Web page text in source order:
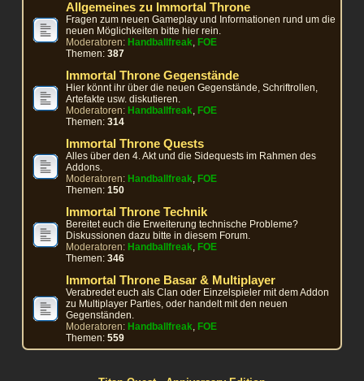
Allgemeines zu Immortal Throne
Fragen zum neuen Gameplay und Informationen rund um die
neuen Möglichkeiten bitte hier rein.
Moderatoren: Handballfreak, FOE
Themen:387
Immortal Throne Gegenstände
Hier könnt ihr über die neuen Gegenstände, Schriftrollen,
Artefakte usw. diskutieren.
Moderatoren: Handballfreak, FOE
Themen:314
Immortal Throne Quests
Alles über den 4. Akt und die Sidequests im Rahmen des
Addons.
Moderatoren: Handballfreak, FOE
Themen:150
Immortal Throne Technik
Bereitet euch die Erweiterung technische Probleme?
Diskussionen dazu bitte in diesem Forum.
Moderatoren: Handballfreak, FOE
Themen:346
Immortal Throne Basar & Multiplayer
Verabredet euch als Clan oder Einzelspieler mit dem Addon
zu Multiplayer Parties, oder handelt mit den neuen
Gegenständen.
Moderatoren: Handballfreak, FOE
Themen:559